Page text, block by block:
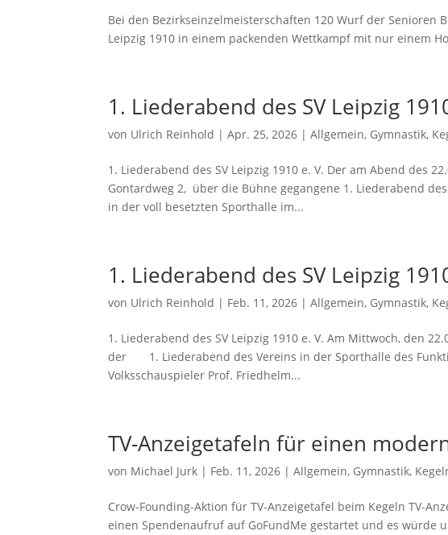
Bei den Bezirkseinzelmeisterschaften 120 Wurf der Senioren
Leipzig 1910 in einem packenden Wettkampf mit nur einem
1. Liederabend des SV Leipzig
von Ulrich Reinhold |Apr. 25, 2026 |Allgemein, Gymnastik,
1. Liederabend des SV Leipzig 1910 e. V. Der am Abend des
Gontardweg 2, über die Bühne gegangene 1. Liederabend
in der voll besetzten Sporthalle im...
1. Liederabend des SV Leipzig
von Ulrich Reinhold | Feb. 11, 2026 |Allgemein, Gymnastik,
1. Liederabend des SV Leipzig 1910 e. V. Am Mittwoch, den
der 1. Liederabend des Vereins in der Sporthalle des
Volksschauspieler Prof. Friedhelm...
TV-Anzeigetafeln für einen
von Michael Jurk | Feb. 11, 2026 |Allgemein, Gymnastik,
Crow-Founding-Aktion für TV-Anzeigetafel beim Kegeln TV-
einen Spendenaufruf auf GoFundMe gestartet und es würde